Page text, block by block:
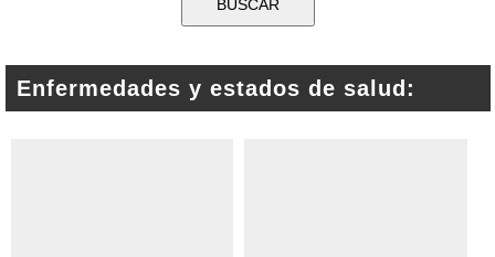
Enfermedades y estados de salud: